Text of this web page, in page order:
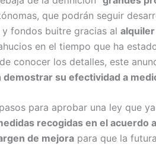
que podrán seguir
fondos buitre gracias al
en el tiempo que ha
conocer los detalles, este
su efectividad a
para aprobar una ley que
recogidas en el acuerdo
de mejora para que la